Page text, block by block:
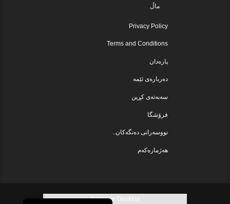
ماڵ
Privacy Policy
Terms and Conditions
پارەدان
دەربارەی ئێمە
سەبەتەی کڕین
فرۆشگا
نووسەرانی دەنگەکان..
هەژمارەکەم
Switch to Desktop